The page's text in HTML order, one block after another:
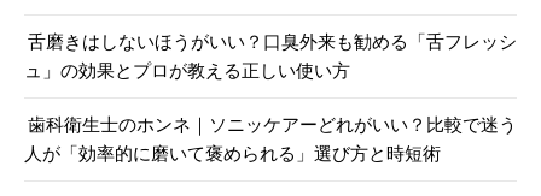
舌磨きはしないほうがいい？口臭外来も勧める「舌フレッシ
ュ」の効果とプロが教える正しい使い方
歯科衛生士のホンネ｜ソニッケアーどれがいい？比較で迷う
人が「効率的に磨いて褒められる」選び方と時短術